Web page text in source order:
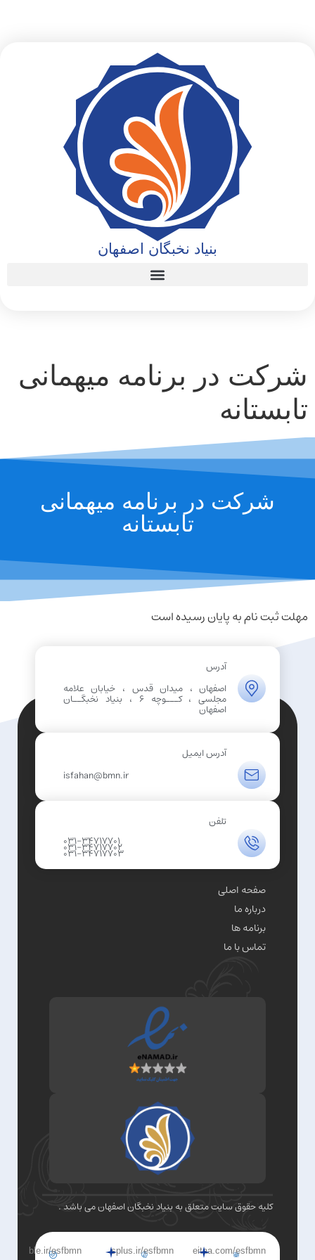
بنیاد نخبگان اصفهان
شرکت در برنامه میهمانی
تابستانه
شرکت در برنامه میهمانی
تابستانه
مهلت ثبت نام به پایان رسیده است
آدرس
اصفهان ، میدان قدس ، خیابان علامه
مجلسی ، کـــوچه 6 ، بنیاد نخبگــان
اصفهان
آدرس ایمیل
isfahan@bmn.ir
تلفن
031-34717701
031-34717702
031-34717703
صفحه اصلی
درباره ما
برنامه ها
تماس با ما
کلیه حقوق سایت متعلق به بنیاد نخبگان اصفهان می باشد .
eitaa.com/esfbmn
splus.ir/esfbmn
ble.ir/esfbmn